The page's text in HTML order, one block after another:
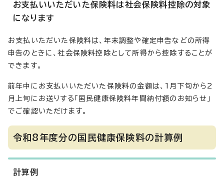
お支払いいただいた保険料は社会保険料控除の対象
になります
お支払いただいた保険料は、年末調整や確定申告などの所得
申告のときに、社会保険料控除として所得から控除することが
できます。
前年中にお支払いいただいた保険料の金額は、1月下旬から2
月上旬にお送りする「国民健康保険料年間納付額のお知らせ」
でご確認いただけます。
令和8年度分の国民健康保険料の計算例
計算例